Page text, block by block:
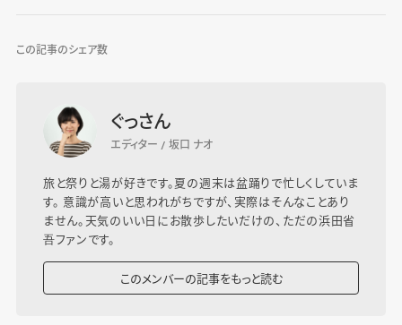
この記事のシェア数
ぐっさん
エディター / 坂口 ナオ
旅と祭りと湯が好きです。夏の週末は盆踊りで忙しくしていま
す。 意識が高いと思われがちですが、実際はそんなことあり
ません。天気のいい日にお散歩したいだけの、ただの浜田省
吾ファンです。
このメンバーの記事をもっと読む